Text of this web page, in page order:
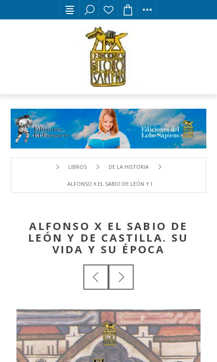
LIBROS DE LA HISTORIA
ALFONSO X EL SABIO DE LEÓN Y DE CASTILLA. SU VIDA Y
ALFONSO X EL SABIO DE
LEÓN Y DE CASTILLA. SU
VIDA Y SU ÉPOCA